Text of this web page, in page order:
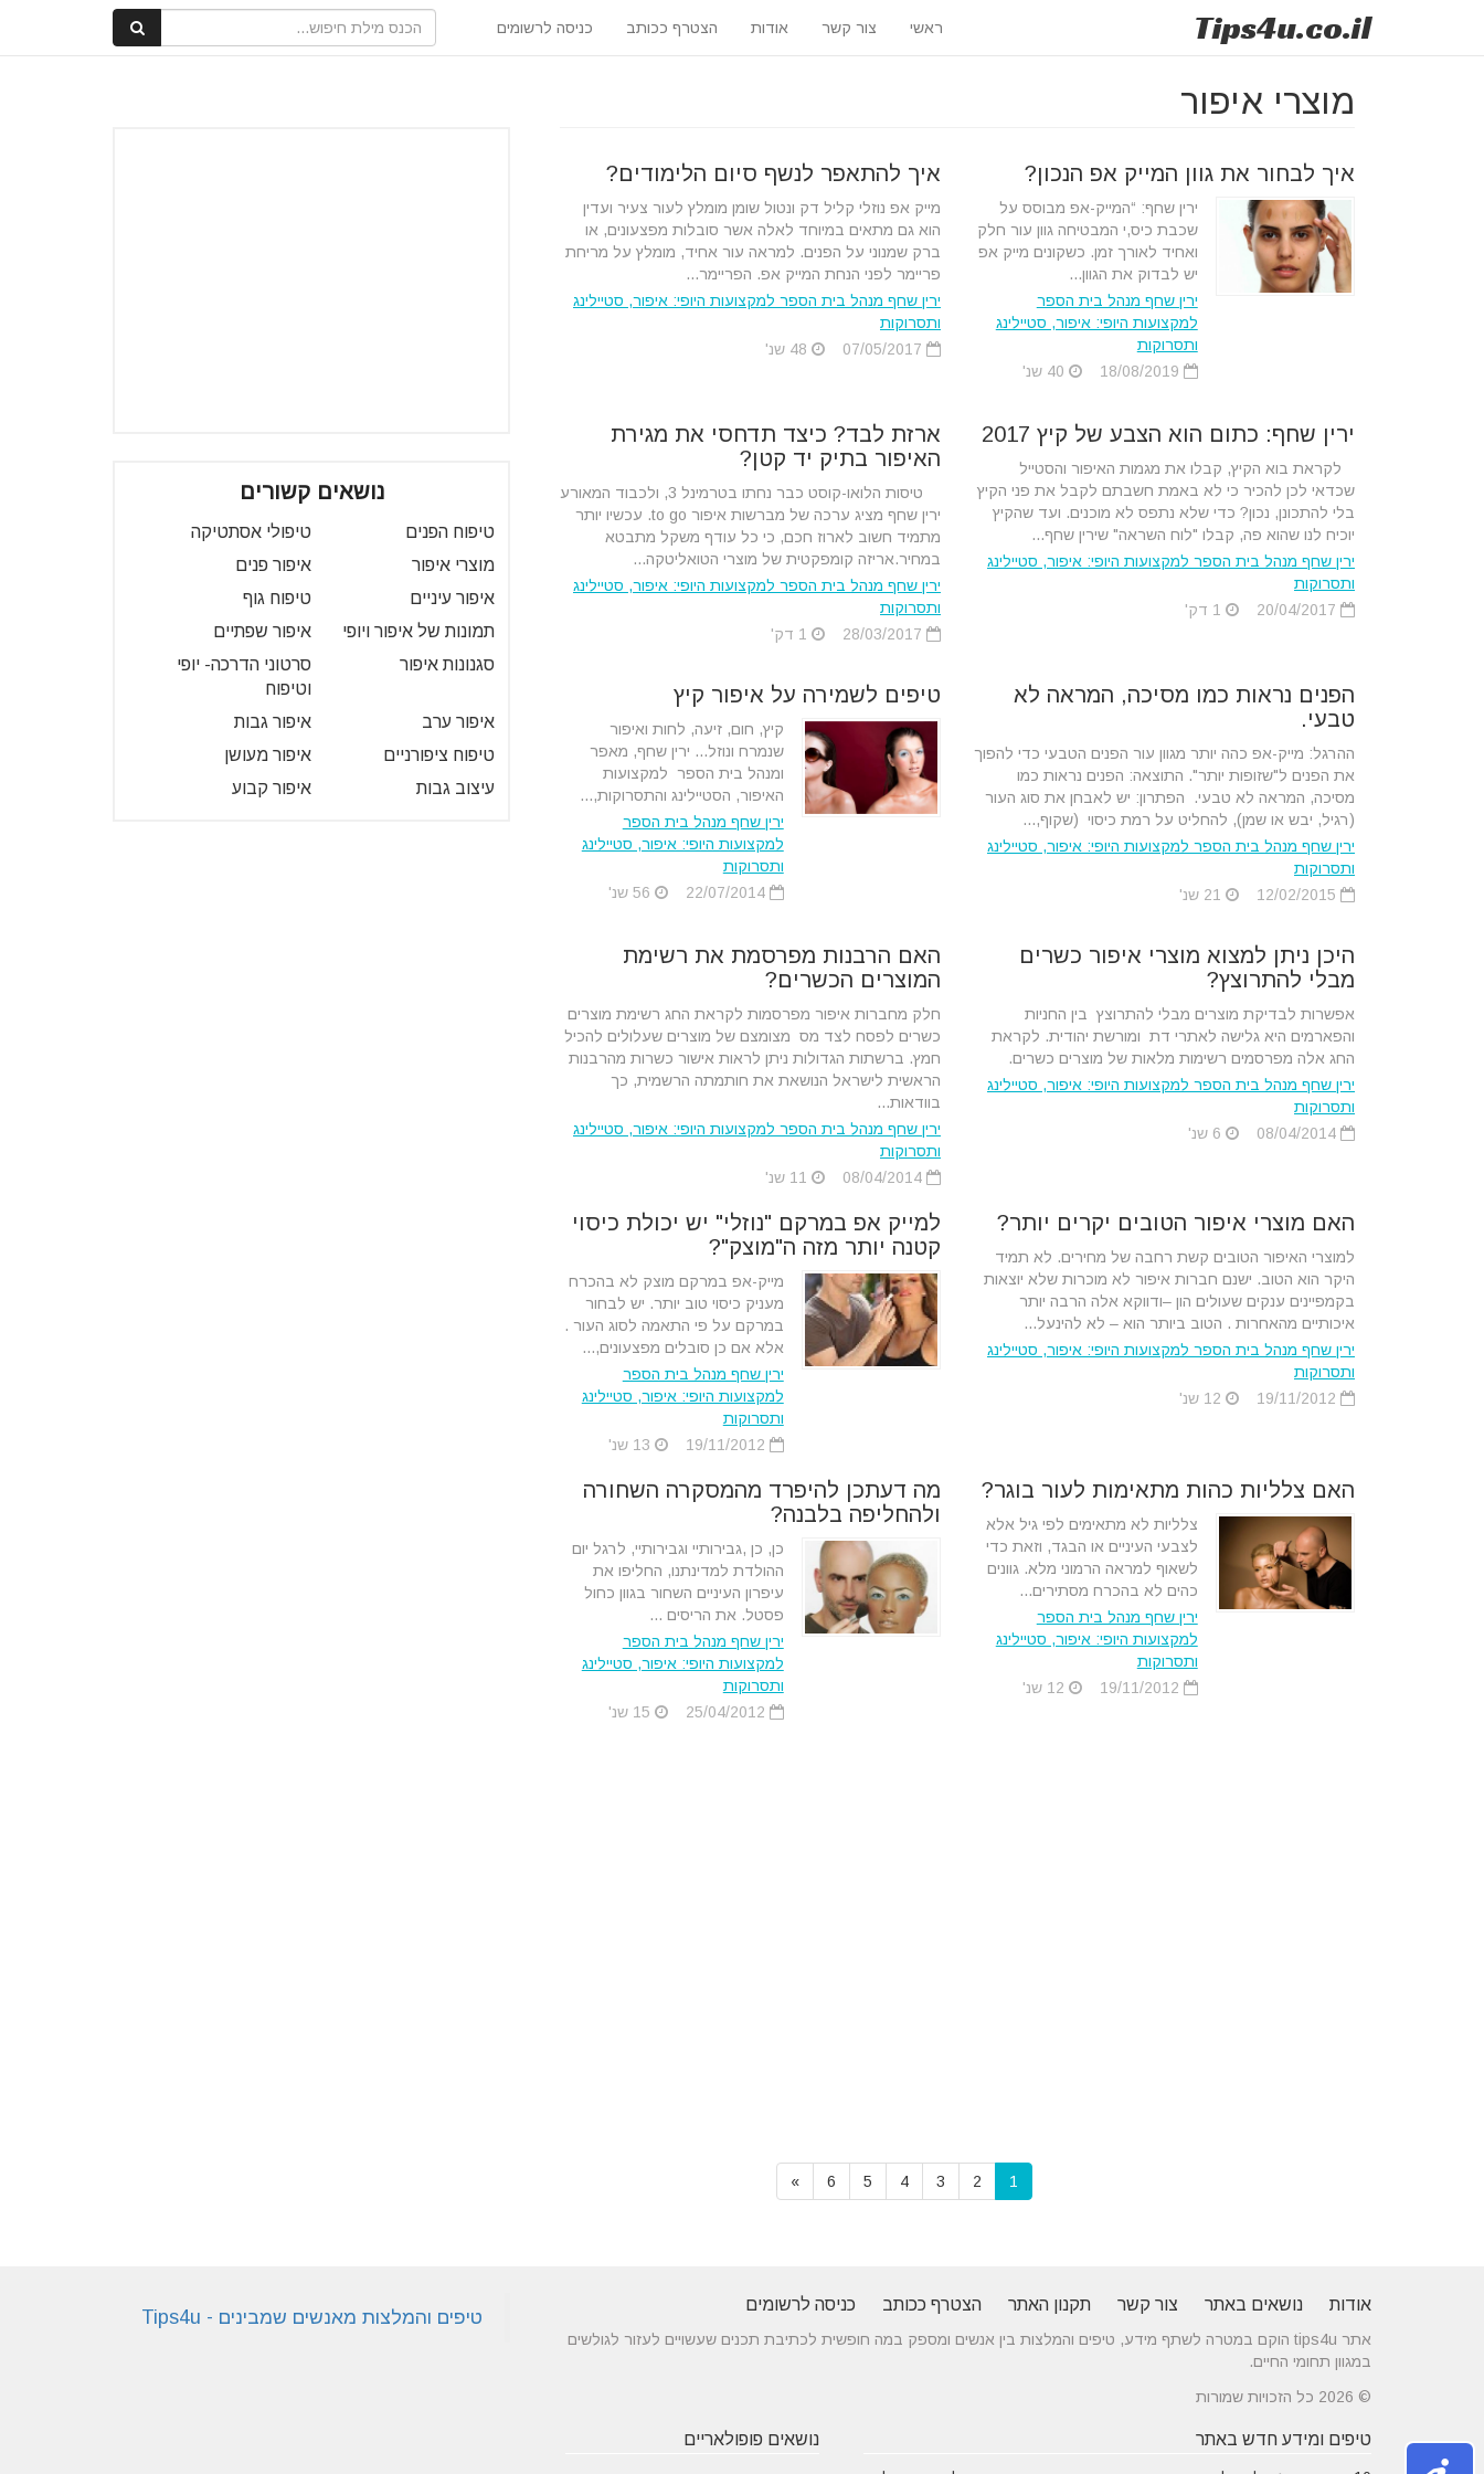
Tips4u.co.il ראשי צור קשר אודות הצטרף ככותב כניסה לרשומים
מוצרי איפור
איך לבחור את גוון המייק אפ הנכון?
ירין שחף: “המייק-אפ מבוסס על
שכבת כיס,י המבטיחה גוון עור חלק
ואחיד לאורך זמן. כשקונים מייק אפ
יש לבדוק את הגוון...
ירין שחף מנהל בית הספר
למקצועות היופי: איפור, סטיילינג
ותסרוקות
איך להתאפר לנשף סיום הלימודים?
מייק אפ נוזלי קליל דק ונטול שומן מומלץ לעור צעיר ועדין
הוא גם מתאים במיוחד לאלה אשר סובלות מפצעונים, או
ברק שמנוני על הפנים. למראה עור אחיד, מומלץ על מריחת
פריימר לפני הנחת המייק אפ. הפריימר...
ירין שחף מנהל בית הספר למקצועות היופי: איפור, סטיילינג
ותסרוקות
ירין שחף: כתום הוא הצבע של קיץ 2017
לקראת בוא הקיץ, קבלו את מגמות האיפור והסטייל
שכדאי לכן להכיר כי לא באמת חשבתם לקבל את פני הקיץ
בלי להתכונן, נכון? כדי שלא נתפס לא מוכנים. ועד שהקיץ
יוכיח לנו שהוא פה, קבלו "לוח השראה" שירין שחף...
ירין שחף מנהל בית הספר למקצועות היופי: איפור, סטיילינג
ותסרוקות
ארזת לבד? כיצד תדחסי את מגירת
האיפור בתיק יד קטן?
טיסות הלואו-קוסט כבר נחתו בטרמינל 3, ולכבוד המאורע
ירין שחף מציג ערכה של מברשות איפור to go. עכשיו יותר
מתמיד חשוב לארוז חכם, כי כל עודף משקל מתבטא
במחיר.אריזה קומפקטית של מוצרי הטואליטקה...
ירין שחף מנהל בית הספר למקצועות היופי: איפור, סטיילינג
ותסרוקות
הפנים נראות כמו מסיכה, המראה לא
טבעי.
ההרגל: מייק-אפ כהה יותר מגוון עור הפנים הטבעי כדי להפוך
את הפנים ל"שזופות יותר". התוצאה: הפנים נראות כמו
מסיכה, המראה לא טבעי. הפתרון: יש לאבחן את סוג העור
(רגיל, יבש או שמן), להחליט על רמת כיסוי (שקוף,...
ירין שחף מנהל בית הספר למקצועות היופי: איפור, סטיילינג
ותסרוקות
טיפים לשמירה על איפור קיץ
קיץ, חום, זיעה, לחות ואיפור
שנמרח ונוזל... ירין שחף, מאפר
ומנהל בית הספר למקצועות
האיפור, הסטיילינג והתסרוקות,...
ירין שחף מנהל בית הספר
למקצועות היופי: איפור, סטיילינג
ותסרוקות
22/07/2014
היכן ניתן למצוא מוצרי איפור כשרים
מבלי להתרוצץ?
אפשרות לבדיקת מוצרים מבלי להתרוצץ בין החניות
והפארמים היא גלישה לאתרי דת ומורשת יהודית. לקראת
החג אלה מפרסמים רשימות מלאות של מוצרים כשרים.
ירין שחף מנהל בית הספר למקצועות היופי: איפור, סטיילינג
ותסרוקות
האם הרבנות מפרסמת את רשימת
המוצרים הכשרים?
חלק מחברות איפור מפרסמות לקראת החג רשימת מוצרים
כשרים לפסח לצד מס מצומצם של מוצרים שעלולים להכיל
חמץ. ברשתות הגדולות ניתן לראות אישור כשרות מהרבנות
הראשית לישראל הנושאת את חותמתה הרשמית, כך
בוודאות...
ירין שחף מנהל בית הספר למקצועות היופי: איפור, סטיילינג
ותסרוקות
האם מוצרי איפור הטובים יקרים יותר?
למוצרי האיפור הטובים קשת רחבה של מחירים. לא תמיד
היקר הוא הטוב. ישנם חברות איפור לא מוכרות שלא יוצאות
בקמפיינים ענקים שעולים הון –ודווקא אלה הרבה יותר
איכותיים מהאחרות . הטוב ביותר הוא – לא להינעל...
ירין שחף מנהל בית הספר למקצועות היופי: איפור, סטיילינג
ותסרוקות
למייק אפ במרקם "נוזלי" יש יכולת כיסוי
קטנה יותר מזה ה"מוצק"?
מייק-אפ במרקם מוצק לא בהכרח
מעניק כיסוי טוב יותר. יש לבחור
במרקם על פי התאמה לסוג העור .
אלא אם כן סובלים מפצעונים,...
ירין שחף מנהל בית הספר
למקצועות היופי: איפור, סטיילינג
ותסרוקות
האם צלליות כהות מתאימות לעור בוגר?
צלליות לא מתאימים לפי גיל אלא
לצבעי העיניים או הבגד, וזאת כדי
לשאוף למראה הרמוני מלא. גוונים
כהים לא בהכרח מסתירים...
ירין שחף מנהל בית הספר
למקצועות היופי: איפור, סטיילינג
ותסרוקות
מה דעתכן להיפרד מהמסקרה השחורה
ולהחליפה בלבנה?
כן, כן ,גבירותיי וגבירותיי, לרגל יום
ההולדת למדינתנו, החליפו את
עיפרון העיניים השחור בגוון כחול
פסטל. את הריסים ...
ירין שחף מנהל בית הספר
למקצועות היופי: איפור, סטיילינג
ותסרוקות
נושאים קשורים
טיפוח הפנים
טיפולי אסתטיקה
מוצרי איפור
איפור פנים
איפור עיניים
טיפוח גוף
תמונות של איפור ויופי
איפור שפתיים
סגנונות איפור
סרטוני הדרכה- יופי
וטיפוח
איפור ערב
איפור גבות
טיפוח ציפורניים
איפור מעושן
עיצוב גבות
איפור קבוע
1
2
3
4
5
6
»
אודות נושאים באתר צור קשר תקנון האתר הצטרף ככותב כניסה לרשומים
אתר tips4u הוקם במטרה לשתף מידע, טיפים והמלצות בין אנשים ומספק במה חופשית לכתיבת תכנים שעשויים לעזור לגולשים
במגוון תחומי החיים.
© 2026 כל הזכויות שמורות
טיפים ומידע חדש באתר נושאים פופולאריים